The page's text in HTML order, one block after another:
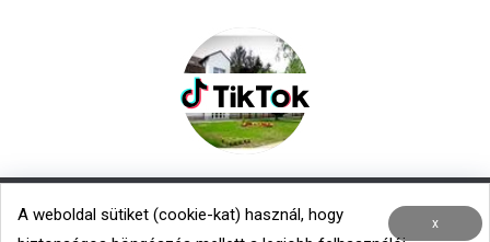
Nemzetközi kapcsolatok | Menza – Heti étlap x
A weboldal sütiket (cookie-kat) használ, hogy